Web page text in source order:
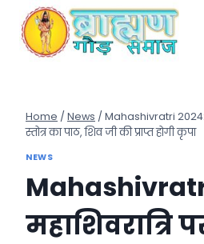
content
Home / News / Mahashivratri 2024:
स्तोत्र का पाठ, शिव जी की प्राप्त होगी कृपा
NEWS
महाशिवरात्रि